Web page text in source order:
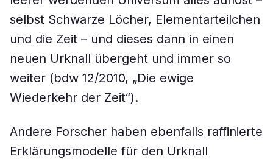
selbst Schwarze Löcher, Elementarteilchen
und die Zeit – und dieses dann in einen
neuen Urknall übergeht und immer so
weiter (bdw 12/2010, „Die ewige
Wiederkehr der Zeit“).
Andere Forscher haben ebenfalls raffinierte
Erklärungsmodelle für den Urknall